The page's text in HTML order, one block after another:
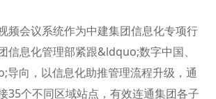
会议系统作为中建集团信息化专项行
信息化管理部紧跟&ldquo;数字中国、
向，以信息化助推管理流程升级，通
35个不同区域站点，有效连通集团各子